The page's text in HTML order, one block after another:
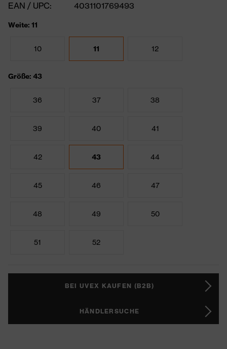
EAN / UPC:
4031101769493
Weite: 11
10 11 12
Größe: 43
36 37 38
39 40 41
42 43 44
45 46 47
48 49 50
51 52
BEI UVEX KAUFEN (B2B)
HÄNDLERSUCHE